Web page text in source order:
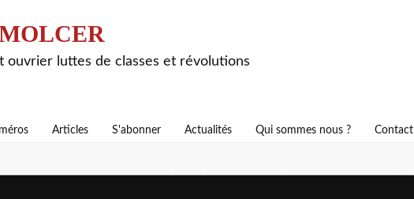
ouvrier luttes de classes et révolutions
Articles S'abonner Actualités Qui sommes nous ? Contact